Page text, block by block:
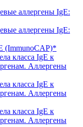
аллергены IgE:
аллергены IgE:
(ImmunoCAP)*
класса IgE к
Аллергены
класса IgE к
Аллергены
класса IgE к
Аллергены